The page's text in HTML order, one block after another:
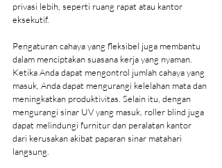
privasi lebih, seperti ruang rapat atau kantor
eksekutif.
Pengaturan cahaya yang fleksibel juga membantu
dalam menciptakan suasana kerja yang nyaman.
Ketika Anda dapat mengontrol jumlah cahaya yang
masuk, Anda dapat mengurangi kelelahan mata dan
meningkatkan produktivitas. Selain itu, dengan
mengurangi sinar UV yang masuk, roller blind juga
dapat melindungi furnitur dan peralatan kantor
dari kerusakan akibat paparan sinar matahari
langsung.